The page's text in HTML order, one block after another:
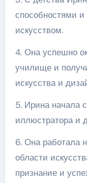
способностями
искусством.
4. Она успешно
училище и
искусства и
5. Ирина начала
иллюстратора и
6. Она работала
области
признание и